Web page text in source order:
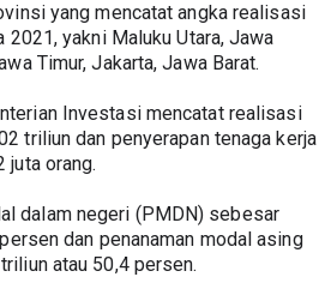
yang mencatat angka realisasi
yakni Maluku Utara, Jawa
Timur, Jakarta, Jawa Barat.
Investasi mencatat realisasi
triliun dan penyerapan tenaga kerja
juta orang.
dalam negeri (PMDN) sebesar
dan penanaman modal asing
atau 50,4 persen.